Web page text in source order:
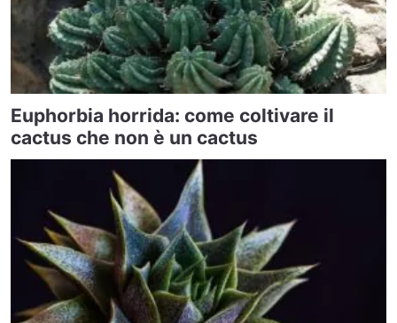
Euphorbia horrida: come coltivare il
cactus che non è un cactus